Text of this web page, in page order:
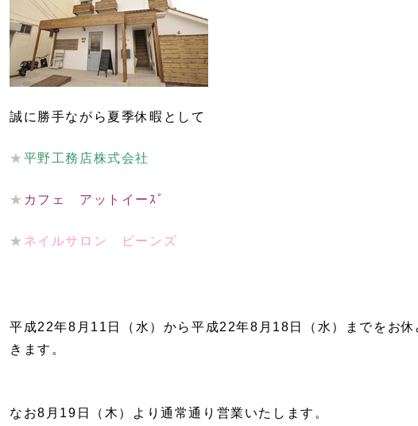
誠に勝手ながら夏季休暇として
★ 平野工務店株式会社
★ カフェ アットイーｽﾞ
★ ネイルサロン ビーンズ
平成22年8月11日（水）から平成22年8月18日（水）までをお休
きます。
なお8月19日（木）より通常通り営業いたします。